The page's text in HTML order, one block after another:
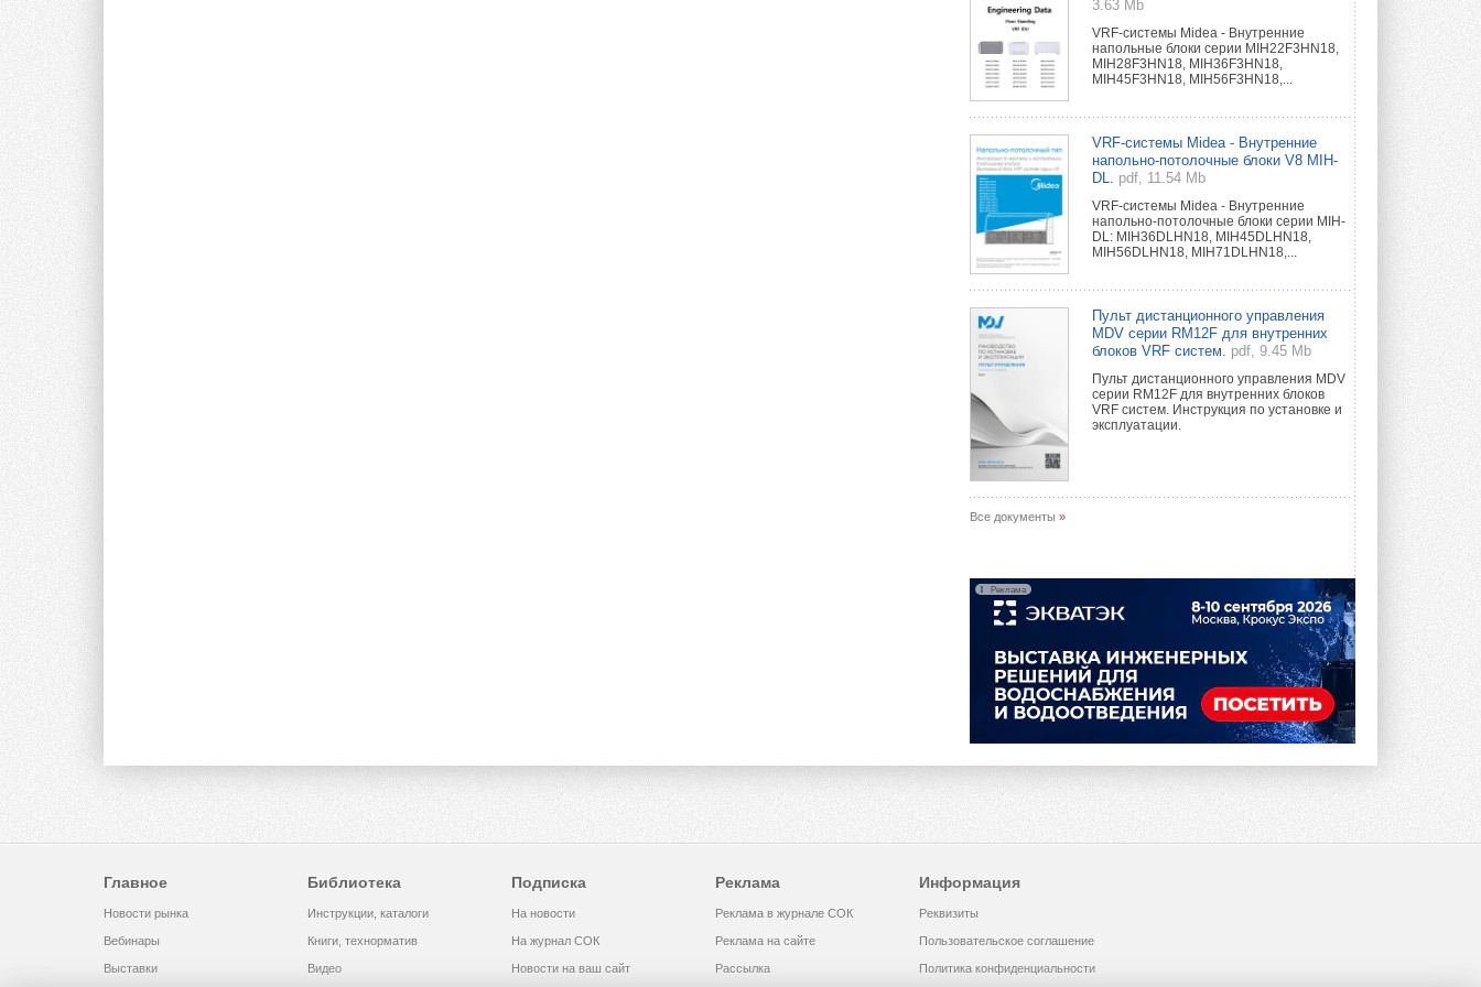
3.63 Mb
VRF-системы Midea - Внутренние
напольные блоки серии MIH22F3HN18,
MIH28F3HN18, MIH36F3HN18,
MIH45F3HN18, MIH56F3HN18,...
VRF-системы Midea - Внутренние
напольно-потолочные блоки V8 MIH-
DL.
pdf, 11.54 Mb
VRF-системы Midea - Внутренние
напольно-потолочные блоки серии MIH-
DL: MIH36DLHN18, MIH45DLHN18,
MIH56DLHN18, MIH71DLHN18,...
Пульт дистанционного управления
MDV серии RM12F для внутренних
блоков VRF систем.
pdf, 9.45 Mb
Пульт дистанционного управления MDV
серии RM12F для внутренних блоков
VRF систем. Инструкция по установке и
эксплуатации.
Все документы »
Реклама
Главное
Новости рынка
Вебинары
Выставки
Библиотека
Инструкции, каталоги
Книги, технорматив
Видео
Подписка
На новости
На журнал СОК
Новости на ваш сайт
Реклама
Реклама в журнале СОК
Реклама на сайте
Рассылка
Информация
Реквизиты
Пользовательское соглашение
Политика конфиденциальности